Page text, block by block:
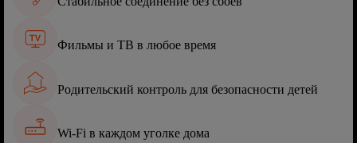
Фильмы и ТВ в любое время
Родительский контроль для безопасности детей
Wi-Fi в каждом уголке дома